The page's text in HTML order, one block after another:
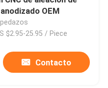
OEM
$2.95-25.95 / Piece
Contacto